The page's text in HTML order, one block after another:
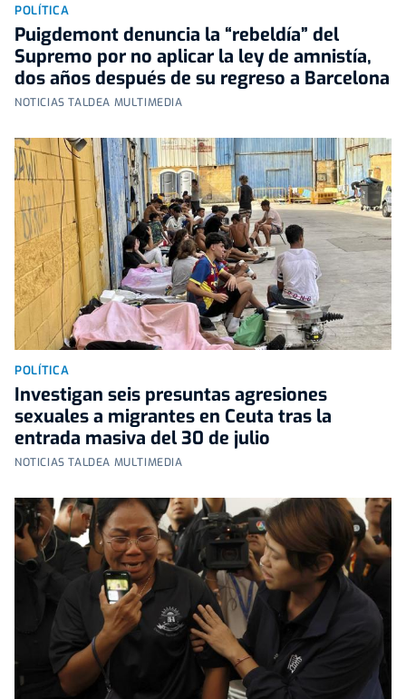
POLÍTICA
Puigdemont denuncia la “rebeldía” del
Supremo por no aplicar la ley de amnistía,
dos años después de su regreso a Barcelona
NOTICIAS TALDEA MULTIMEDIA
POLÍTICA
Investigan seis presuntas agresiones
sexuales a migrantes en Ceuta tras la
entrada masiva del 30 de julio
NOTICIAS TALDEA MULTIMEDIA